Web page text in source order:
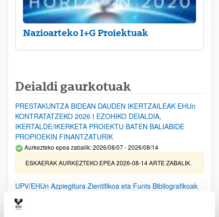
Nazioarteko I+G Proiektuak
Deialdi gaurkotuak
PRESTAKUNTZA BIDEAN DAUDEN IKERTZAILEAK EHUn
KONTRATATZEKO 2026 I EZOHIKO DEIALDIA,
IKERTALDE/IKERKETA PROIEKTU BATEN BALIABIDE
PROPIOEKIN FINANTZATURIK
Aurkezteko epea zabalik: 2026/08/07 - 2026/08/14
ESKAERAK AURKEZTEKO EPEA 2026-08-14 ARTE ZABALIK.
UPV/EHUn Azpiegitura Zientifikoa eta Funts Bibliografikoak